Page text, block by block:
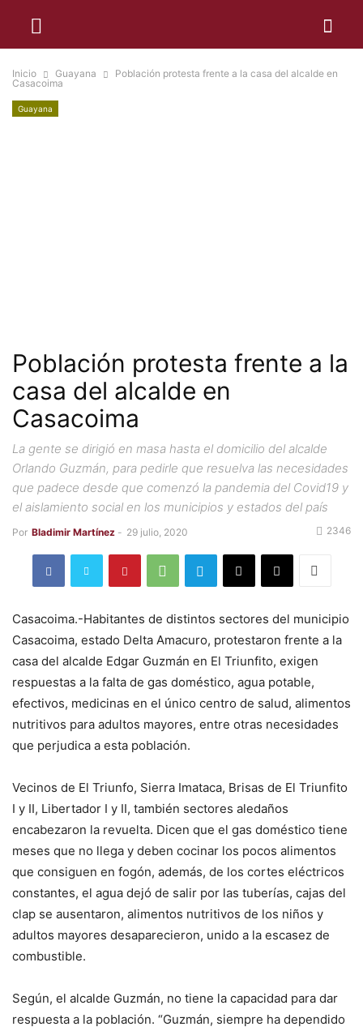
Inicio Guayana
Población protesta frente a la casa del alcalde en
Casacoima
Guayana
Población protesta frente a la
casa del alcalde en
Casacoima
La gente se dirigió en masa hasta el domicilio del alcalde
Orlando Guzmán, para pedirle que resuelva las necesidades
que padece desde que comenzó la pandemia del Covid19 y
el aislamiento social en los municipios y estados del país
Por Bladimir Martínez - 29 julio, 2020 2346
Casacoima.-Habitantes de distintos sectores del municipio
Casacoima, estado Delta Amacuro, protestaron frente a la
casa del alcalde Edgar Guzmán en El Triunfito, exigen
respuestas a la falta de gas doméstico, agua potable,
efectivos, medicinas en el único centro de salud, alimentos
nutritivos para adultos mayores, entre otras necesidades
que perjudica a esta población.
Vecinos de El Triunfo, Sierra Imataca, Brisas de El Triunfito
I y II, Libertador I y II, también sectores aledaños
encabezaron la revuelta. Dicen que el gas doméstico tiene
meses que no llega y deben cocinar los pocos alimentos
que consiguen en fogón, además, de los cortes eléctricos
constantes, el agua dejó de salir por las tuberías, cajas del
clap se ausentaron, alimentos nutritivos de los niños y
adultos mayores desaparecieron, unido a la escasez de
combustible.
Según, el alcalde Guzmán, no tiene la capacidad para dar
respuesta a la población. “Guzmán, siempre ha dependido